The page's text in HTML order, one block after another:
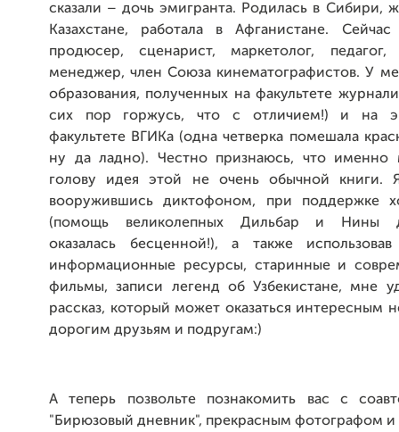
сказали – дочь эмигранта. Родилась в Сибири,
Казахстане, работала в Афганистане.
продюсер, сценарист, маркетолог, педагог,
менеджер, член Союза кинематографистов. У
образования, полученных на факультете
сих пор горжусь, что с отличием!) и на
факультете ВГИКа (одна четверка помешала
ну да ладно). Честно признаюсь, что
голову идея этой не очень обычной книги.
вооружившись диктофоном, при поддержке
(помощь великолепных Дильбар и Нины
оказалась бесценной!), а также
информационные ресурсы, старинные и
фильмы, записи легенд об Узбекистане, мне
рассказ, который может оказаться интересным
дорогим друзьям и подругам:)
А теперь позвольте познакомить вас с
"Бирюзовый дневник", прекрасным фотографом